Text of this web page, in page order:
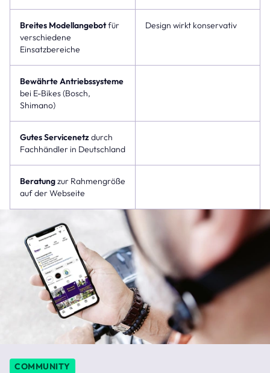
Breites Modellangebotfür
verschiedene
Einsatzbereiche
Design wirkt konservativ
Bewährte Antriebssysteme
bei E-Bikes (Bosch,
Shimano)
Gutes Servicenetz durch
Fachhändler in Deutschland
Beratungzur Rahmengröße
auf der Webseite
COMMUNITY